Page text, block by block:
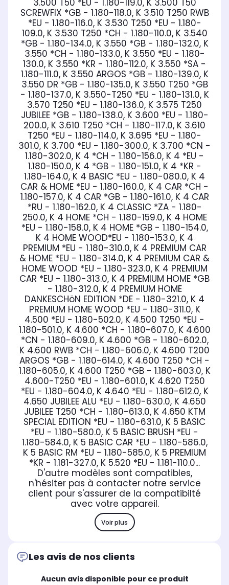
3.500 T50 *EU - 1.180-119.0, K 3.500 T50
SCREWFIX *GB - 1.180-118.0, K 3.510 T250 RWB
*EU - 1.180-116.0, K 3.530 T250 *EU - 1.180-
109.0, K 3.530 T250 *CH - 1.180-110.0, K 3.540
*GB - 1.180-134.0, K 3.550 *GB - 1.180-132.0, K
3.550 *CH - 1.180-133.0, K 3.550 *EU - 1.180-
130.0, K 3.550 *KR - 1.180-112.0, K 3.550 *SA -
1.180-111.0, K 3.550 ARGOS *GB - 1.180-139.0, K
3.550 DR *GB - 1.180-135.0, K 3.550 T250 *GB
- 1.180-137.0, K 3.550-T250 *EU - 1.180-131.0, K
3.570 T250 *EU - 1.180-136.0, K 3.575 T250
JUBILEE *GB - 1.180-138.0, K 3.600 *EU - 1.180-
200.0, K 3.610 T250 *CH - 1.180-117.0, K 3.610
T250 *EU - 1.180-114.0, K 3.695 *EU - 1.180-
301.0, K 3.700 *EU - 1.180-300.0, K 3.700 *CN -
1.180-302.0, K 4 *CH - 1.180-156.0, K 4 *EU -
1.180-150.0, K 4 *GB - 1.180-151.0, K 4 *KR -
1.180-164.0, K 4 BASIC *EU - 1.180-080.0, K 4
CAR & HOME *EU - 1.180-160.0, K 4 CAR *CH -
1.180-157.0, K 4 CAR *GB - 1.180-161.0, K 4 CAR
*RU - 1.180-162.0, K 4 CLASSIC *ZA - 1.180-
250.0, K 4 HOME *CH - 1.180-159.0, K 4 HOME
*EU - 1.180-158.0, K 4 HOME *GB - 1.180-154.0,
K 4 HOME WOOD*EU - 1.180-153.0, K 4
PREMIUM *EU - 1.180-310.0, K 4 PREMIUM CAR
& HOME *EU - 1.180-314.0, K 4 PREMIUM CAR &
HOME WOOD *EU - 1.180-323.0, K 4 PREMIUM
CAR *EU - 1.180-313.0, K 4 PREMIUM HOME *GB
- 1.180-312.0, K 4 PREMIUM HOME
DANKESCHöN EDITION *DE - 1.180-321.0, K 4
PREMIUM HOME WOOD *EU - 1.180-311.0, K
4.500 *EU - 1.180-502.0, K 4.500 T250 *EU -
1.180-501.0, K 4.600 *CH - 1.180-607.0, K 4.600
*CN - 1.180-609.0, K 4.600 *GB - 1.180-602.0,
K 4.600 RWB *CH - 1.180-606.0, K 4.600 T200
ARGOS *GB - 1.180-614.0, K 4.600 T250 *CH -
1.180-605.0, K 4.600 T250 *GB - 1.180-603.0, K
4.600-T250 *EU - 1.180-601.0, K 4.620 T250
*EU - 1.180-604.0, K 4.640 *EU - 1.180-612.0, K
4.650 JUBILEE ALU *EU - 1.180-630.0, K 4.650
JUBILEE T250 *CH - 1.180-613.0, K 4.650 KTM
SPECIAL EDITION *EU - 1.180-631.0, K 5 BASIC
*EU - 1.180-580.0, K 5 BASIC BRUSH *EU -
1.180-584.0, K 5 BASIC CAR *EU - 1.180-586.0,
K 5 BASIC RM *EU - 1.180-585.0, K 5 PREMIUM
*KR - 1.181-327.0, K 5.520 *EU - 1.181-110.0...
D'autre modèles sont compatibles,
n'hésiter pas à contacter notre service
client pour s'assurer de la compatibilté
avec votre appareil.
Voir plus
Les avis de nos clients
Aucun avis disponible pour ce produit